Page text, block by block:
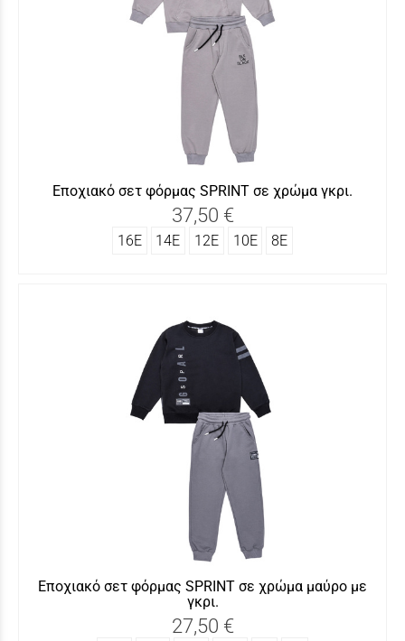
Εποχιακό σετ φόρμας SΡRINΤ σε χρώμα γκρι.
37,50 €
16Ε 14Ε 12Ε 10Ε 8Ε
Εποχιακό σετ φόρμας SΡRINT σε χρώμα μαύρο με
γκρι.
27,50 €